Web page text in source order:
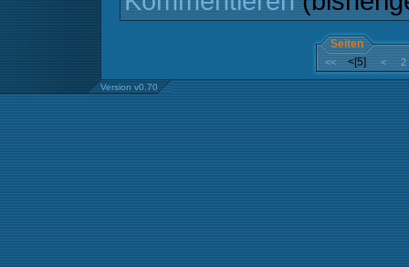
Seiten
<< <[5] < 2
Version v0.70